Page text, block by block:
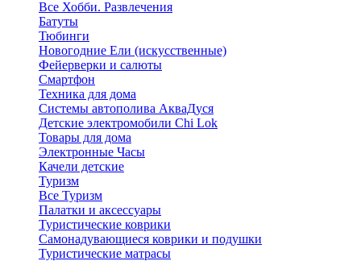
Все Хобби. Развлечения
Батуты
Тюбинги
Новогодние Ели (искусственные)
Фейерверки и салюты
Смартфон
Техника для дома
Системы автополива АкваДуся
Детские электромобили Chi Lok
Товары для дома
Электронные Часы
Качели детские
Туризм
Все Туризм
Палатки и аксессуары
Туристические коврики
Самонадувающиеся коврики и подушки
Туристические матрасы